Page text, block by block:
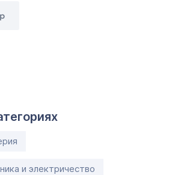
и электричество